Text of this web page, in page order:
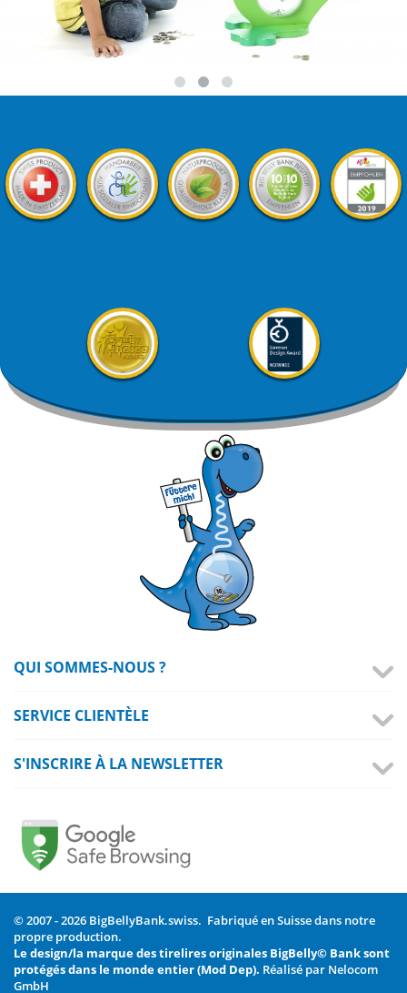
QUI SOMMES-NOUS ?
SERVICE CLIENTÈLE
S'INSCRIRE À LA NEWSLETTER
© 2007 - 2026 BigBellyBank.swiss. Fabriqué en Suisse dans notre
propre production.
Le design/la marque des tirelires originales BigBelly© Bank sont
protégés dans le monde entier (Mod Dep). Réalisé par Nelocom
GmbH